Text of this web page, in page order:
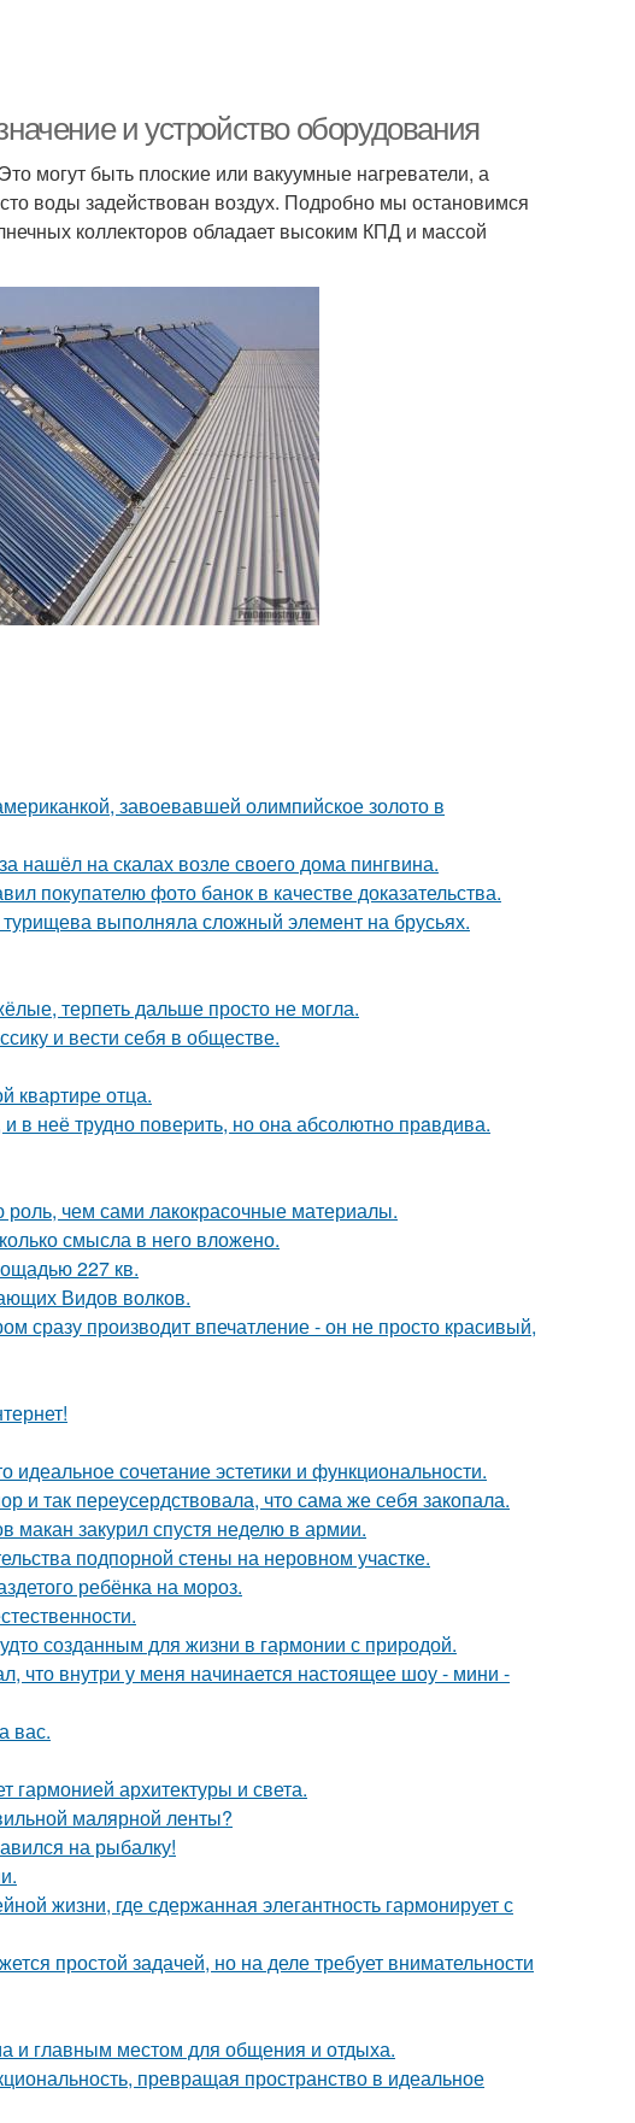
и устройство оборудования
могут быть плоские или вакуумные нагреватели, а
воды задействован воздух. Подробно мы остановимся
коллекторов обладает высоким КПД и массой
завоевавшей олимпийское золото в
нашёл на скалах возле своего дома пингвина.
покупателю фото банок в качестве доказательства.
выполняла сложный элемент на брусьях.
терпеть дальше просто не могла.
и вести себя в обществе.
квартире отца.
в неё трудно повеpить, но она абсолютно прaвдива.
чем сами лакокрасочные материалы.
смысла в него вложено.
227 кв.
Видов волков.
производит впечатление - он не просто красивый,
сочетание эстетики и функциональности.
так переусердствовала, что сама же себя закопала.
макан закурил спустя неделю в армии.
подпорной стены на неровном участке.
ребёнка на мороз.
созданным для жизни в гармонии с природой.
что внутри у меня начинается настоящее шоу - мини -
вас.
архитектуры и света.
малярной ленты?
на рыбалку!
жизни, где сдержанная элегантность гармонирует с
простой задачей, но на деле требует внимательности
и главным местом для общения и отдыха.
превращая пространство в идеальное